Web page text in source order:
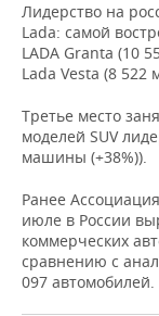
ФИГУРНОЕ
ВОДНЫЕ ВИДЫ
ХОККЕЙ С
МЕДИЦИНА
ОБРАЗОВАНИЕ
Лидерство на
Lada: самой
LADA Granta (10
Lada Vesta (8 522
Третье место
моделей SUV
машины (+38%)).
Ранее
июле в России
коммерческих
сравнению с
097 автомобилей.